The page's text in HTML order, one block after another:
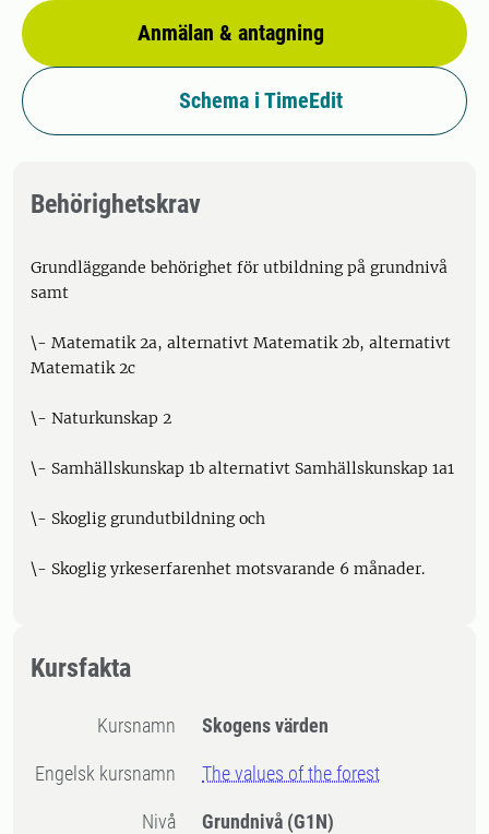
Anmälan & antagning
Schema i TimeEdit
Behörighetskrav
Grundläggande behörighet för utbildning på grundnivå
samt
\- Matematik 2a, alternativt Matematik 2b, alternativt
Matematik 2c
\- Naturkunskap 2
\- Samhällskunskap 1b alternativt Samhällskunskap 1a1
\- Skoglig grundutbildning och
\- Skoglig yrkeserfarenhet motsvarande 6 månader.
Kursfakta
Kursnamn Skogens värden
Engelsk kursnamn The values of the forest
Nivå Grundnivå (G1N)